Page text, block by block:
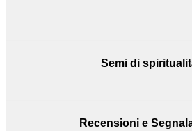
Semi di
Recensioni e